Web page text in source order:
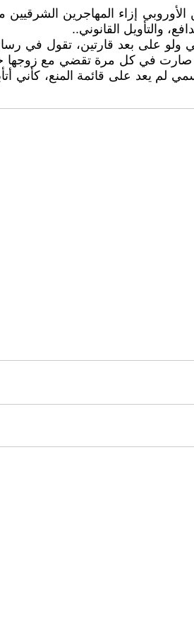
الأوروبي إزاء المهاجرين
والتأويل القانوني..
ولو على بعد قارتين، تقول في
صارت في كل مرة تقضي مع زوجها
لم يعد على قائمة المنع، كأني